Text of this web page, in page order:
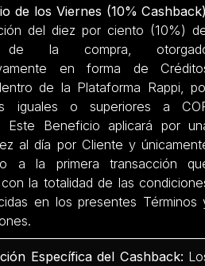
de los Viernes (10%
del diez por ciento (10%)
de la compra,
en forma de
de la Plataforma Rappi,
iguales o superiores a
Este Beneficio aplicará por
al día por Cliente y
a la primera transacción
la totalidad de las
en los presentes Términos
Específica del Cashback: